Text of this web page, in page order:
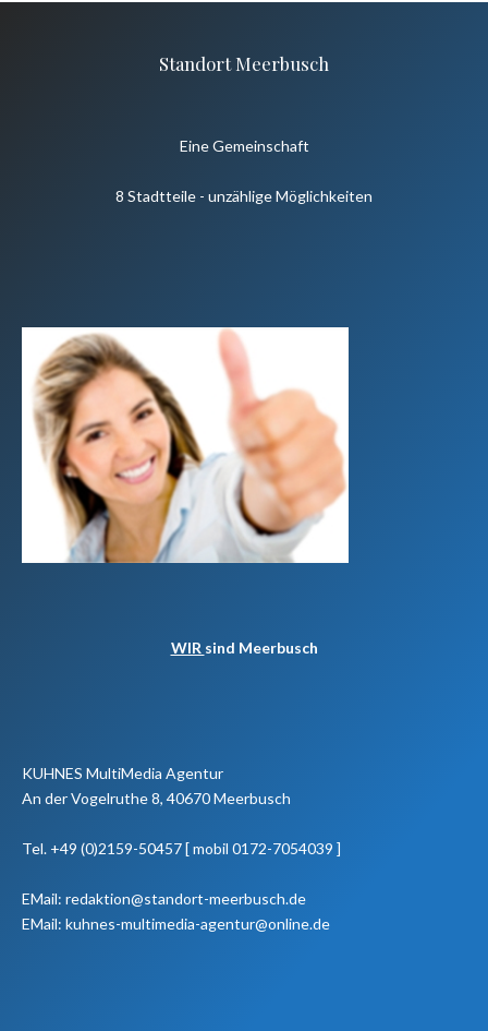
Standort Meerbusch
Eine Gemeinschaft
8 Stadtteile - unzählige Möglichkeiten
WIR sind Meerbusch
KUHNES MultiMedia Agentur
An der Vogelruthe 8, 40670 Meerbusch
Tel. +49 (0)2159-50457 [ mobil 0172-7054039 ]
EMail: redaktion@standort-meerbusch.de
EMail: kuhnes-multimedia-agentur@online.de